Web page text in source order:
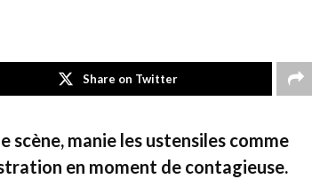
Share on Twitter
scène, manie les ustensiles comme
en moment de contagieuse.